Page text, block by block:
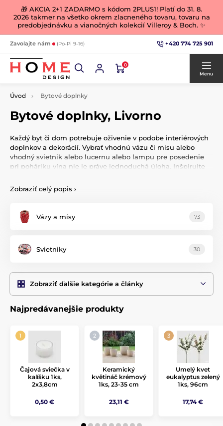
🎁 AKCIA 2+1 ZADARMO s kódom 2PLUS1! Platí do 31. 8.
2026 takmer na všetko okrem zlacneného tovaru, tovaru na
predobjednávku a vianočných kolekcií Villeroy & Boch. ✨
Zavolajte nám (Po-Pi 9-16) +420 774 725 901
0
Menu
Úvod Bytové doplnky
Bytové doplnky, Livorno
Každý byt či dom potrebuje oživenie v podobe interiérových
doplnkov a dekorácií. Vybrať vhodnú vázu či misu alebo
vhodný svietnik alebo lucernu alebo lampu pre posedenie
pri poháriku vína nie je práve jednoduchá úloha. Inšpirujte
zaujme a nákupom u nás si urobte radosť.
Zobraziť celý popis ›
Vázy a mísy 73
Svietniky 30
Zobraziť ďalšie kategórie a články
Najpredávanejšie produkty
Čajová sviečka v
kalíšku 1ks,
2x3,8cm
0,50 €
Keramický
květináč krémový
1ks, 23-35 cm
23,11 €
Umelý kvet
eukalyptus zelený
1ks, 96cm
17,74 €